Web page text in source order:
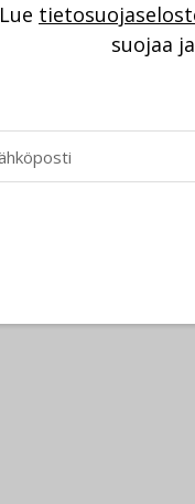
Lue
suojaa